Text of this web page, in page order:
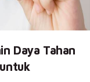
Daya Tahan